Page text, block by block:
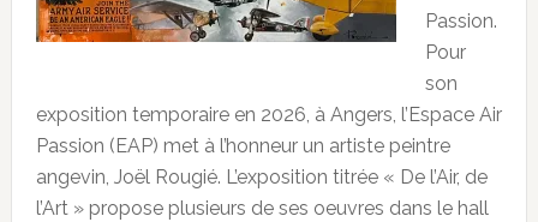
Passion.
Pour
son
exposition temporaire en 2026, à Angers, l’Espace Air
Passion (EAP) met à l’honneur un artiste peintre
angevin, Joël Rougié. L’exposition titrée « De l’Air, de
l’Art » propose plusieurs de ses oeuvres dans le hall